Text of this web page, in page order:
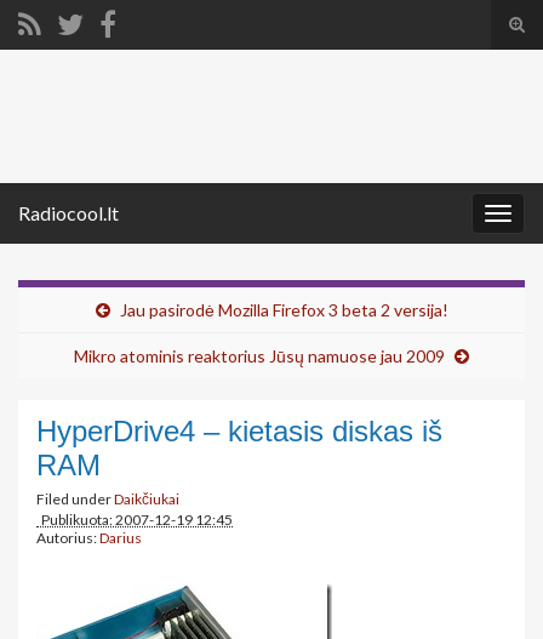
Radiocool.lt
Jau pasirodė Mozilla Firefox 3 beta 2 versija!
Mikro atominis reaktorius Jūsų namuose jau 2009
HyperDrive4 – kietasis diskas iš
RAM
Filed underDaikčiukai
Publikuota: 2007-12-19 12:45
Autorius:Darius